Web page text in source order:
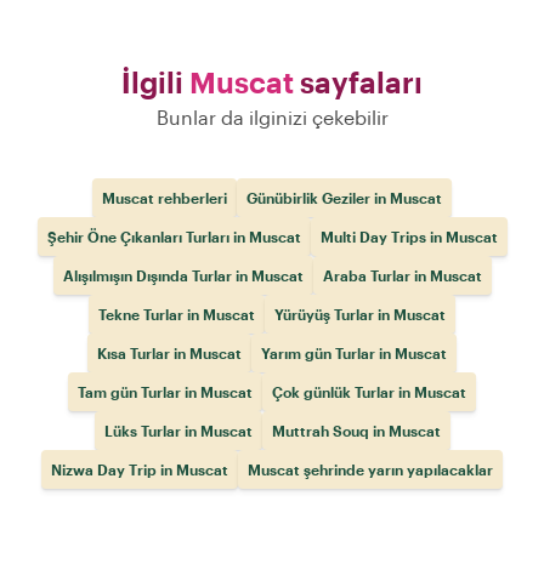
İlgili Muscatsayfaları
Bunlar da ilginizi çekebilir
Muscat rehberleri Günübirlik Geziler in Muscat
Şehir Öne Çıkanları Turları in Muscat Multi Day Trips in Muscat
Alışılmışın Dışında Turlar in Muscat Araba Turlar in Muscat
Tekne Turlar in Muscat Yürüyüş Turlar in Muscat
Kısa Turlar in Muscat Yarım gün Turlar in Muscat
Tam gün Turlar in Muscat Çok günlük Turlar in Muscat
Lüks Turlar in Muscat Muttrah Souq in Muscat
Nizwa Day Trip in Muscat Muscat şehrinde yarın yapılacaklar